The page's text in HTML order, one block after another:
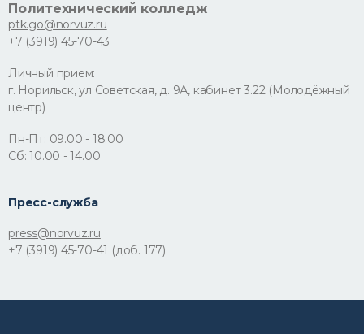
Политехнический колледж
ptk.go@norvuz.ru
+7 (3919) 45-70-43
Личный прием:
г. Норильск, ул Советская, д. 9А, кабинет 3.22 (Молодёжный
центр)
Пн-Пт: 09.00 - 18.00
Сб: 10.00 - 14.00
Пресс-служба
press@norvuz.ru
+7 (3919) 45-70-41 (доб. 177)